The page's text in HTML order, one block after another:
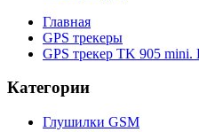
Главная
GPS трекеры
GPS трекер TK 905
Категории
Глушилки GSM